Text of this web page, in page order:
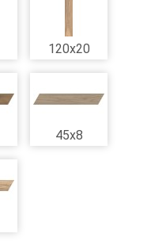
120x20
45x8